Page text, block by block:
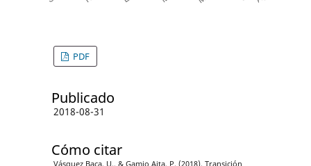
PDF
Publicado
2018-08-31
Cómo citar
Vásquez Baca, U., & Gamio Aita, P. (2018). Transición